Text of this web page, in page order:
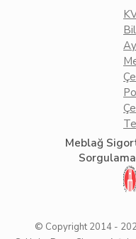
Meblağ
© Copyright 2014 -